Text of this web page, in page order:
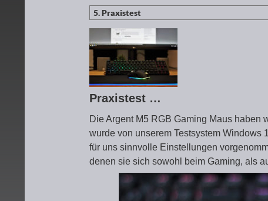
Praxistest …
Die Argent M5 RGB Gaming Maus
wurde von unserem Testsystem Windows
für uns sinnvolle Einstellungen
denen sie sich sowohl beim Gaming, als